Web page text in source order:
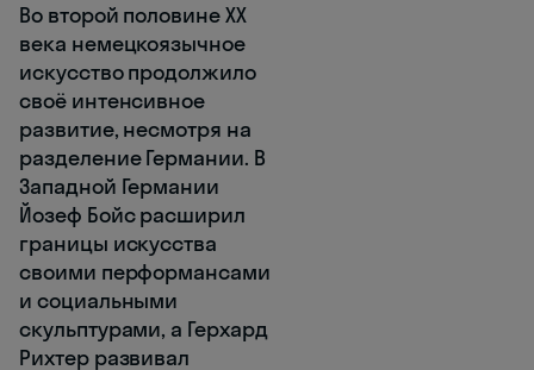
Во второй половине XX
века немецкоязычное
искусство продолжило
своё интенсивное
развитие, несмотря на
разделение Германии. В
Западной Германии
Йозеф Бойс расширил
границы искусства
своими перформансами
и социальными
скульптурами, а Герхард
Рихтер развивал